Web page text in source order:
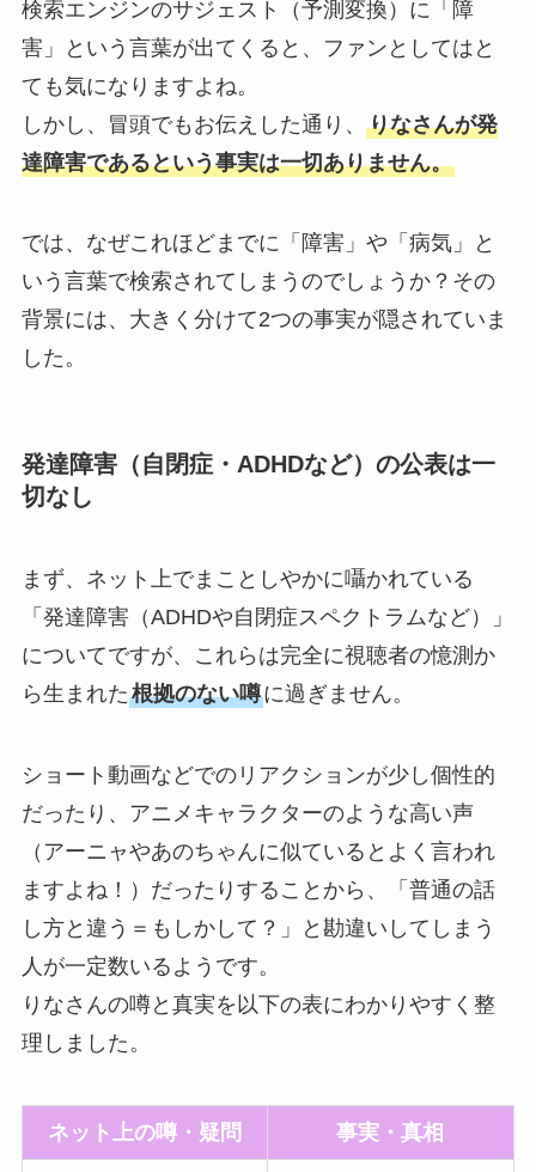
検索エンジンのサジェスト（予測変換）に「障
害」という言葉が出てくると、ファンとしてはと
ても気になりますよね。
しかし、冒頭でもお伝えした通り、 りなさんが発
達障害であるという事実は一切ありません。
では、なぜこれほどまでに「障害」や「病気」と
いう言葉で検索されてしまうのでしょうか？その
背景には、大きく分けて2つの事実が隠されていま
した。
発達障害（自閉症・ADHDなど）の公表は一
切なし
まず、ネット上でまことしやかに囁かれている
「発達障害（ADHDや自閉症スペクトラムなど）」
についてですが、これらは完全に視聴者の憶測か
ら生まれた根拠のない噂に過ぎません。
ショート動画などでのリアクションが少し個性的
だったり、アニメキャラクターのような高い声
（アーニャやあのちゃんに似ているとよく言われ
ますよね！）だったりすることから、「普通の話
し方と違う＝もしかして？」と勘違いしてしまう
人が一定数いるようです。
りなさんの噂と真実を以下の表にわかりやすく整
理しました。
ネット上の噂・疑問 事実・真相